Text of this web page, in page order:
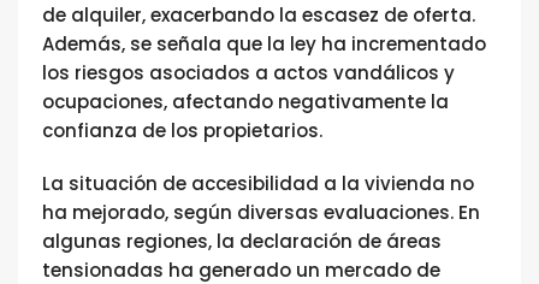
de alquiler, exacerbando la escasez de oferta.
Además, se señala que la ley ha incrementado
los riesgos asociados a actos vandálicos y
ocupaciones, afectando negativamente la
confianza de los propietarios.
La situación de accesibilidad a la vivienda no
ha mejorado, según diversas evaluaciones. En
algunas regiones, la declaración de áreas
tensionadas ha generado un mercado de